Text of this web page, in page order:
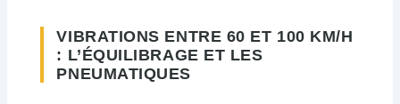
VIBRATIONS ENTRE 60 ET 100 KM/H
: L’ÉQUILIBRAGE ET LES
PNEUMATIQUES